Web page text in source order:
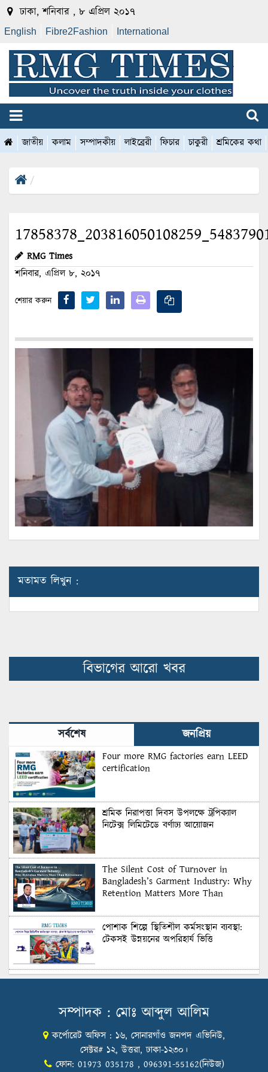
ঢাকা, শনিবার , ৮ এপ্রিল ২০১৭
English Fibre2Fashion International
জাতীয় কলাম সম্পাদকীয় লাইব্রেরী ফিচার চাকুরী শ্রমিকের কথা
RMG Times
শনিবার, এপ্রিল ৮, ২০১৭
শেয়ার করুন
মতামত লিখুন :
বিভাগের আরো খবর
সর্বশেষ জনপ্রিয়
Four more RMG factories earn LEED
certification
শ্রমিক নিরাপত্তা দিবস উপলক্ষে ট্রপিক্যাল
নিটেক্স লিমিটেডে বর্ণাঢ্য আয়োজন
The Silent Cost of Turnover in
Bangladesh’s Garment Industry: Why
Retention Matters More Than
পোশাক শিল্পে স্থিতিশীল কর্মসংস্থান ব্যবস্থা:
টেকসই উন্নয়নের অপরিহার্য ভিত্তি
শুল্কের দেয়াল ভাঙার সুযোগ: মার্কিন বাজারে
Honoring Excellence: Texstream
Fashion Ltd. Rewards Best Workers–
2026
সম্পাদক : মোঃ আব্দুল আলিম
কর্পোরেট অফিস : ১৬, সোনারগাঁও জনপদ এভিনিউ,
সেক্টর# ১২, উত্তরা, ঢাকা-১২৩০।
ফোন: 01973 035178 , 096391-55162(নিউজ)